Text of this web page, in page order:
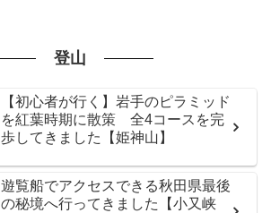
登山
【初心者が行く】岩手のピラミッド
を紅葉時期に散策 全4コースを完
歩してきました【姫神山】
遊覧船でアクセスできる秋田県最後
の秘境へ行ってきました【小又峡